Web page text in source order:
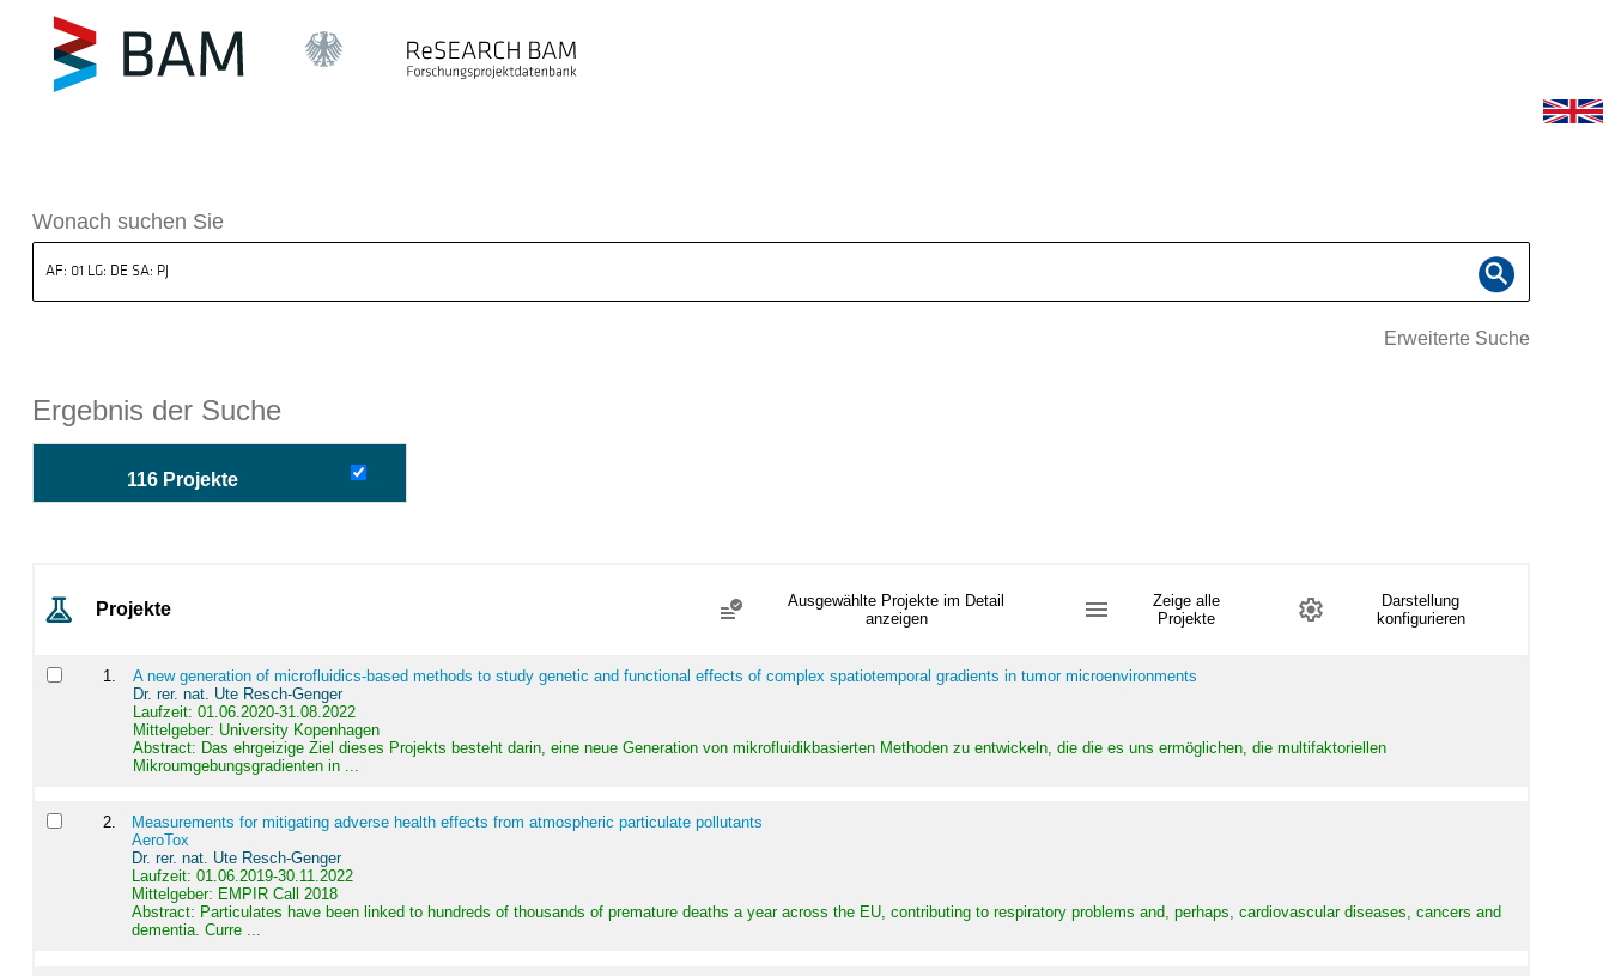
ReSEARCH BAM
Wonach suchen Sie
Erweiterte Suche
Ergebnis der Suche
116 Projekte
Projekte
Ausgewählte Projekte im Detail
anzeigen
Zeige alle
Projekte
Darstellung
konfigurieren
1
A new generation of microfluidics-based methods to study genetic and functional effects of complex spatiotemporal gradients in tumor microenvironments
Dr. rer. nat. Ute Resch-Genger
Laufzeit: 01.06.2020-31.08.2022
Mittelgeber: University Kopenhagen
Abstract: Das ehrgeizige Ziel dieses Projekts besteht darin, eine neue Generation von mikrofluidikbasierten Methoden zu entwickeln, die die es uns ermöglichen, die multifaktoriellen
Mikroumgebungsgradienten in ...
2.
Measurements for mitigating adverse health effects from atmospheric particulate pollutants
AeroTox
Dr. rer. nat. Ute Resch-Genger
Laufzeit: 01.06.2019-30.11.2022
Mittelgeber: EMPIR Call 2018
Abstract: Particulates have been linked to hundreds of thousands of premature deaths a year across the EU, contributing to respiratory problems and, perhaps, cardiovascular diseases, cancers and
dementia. Curre ...